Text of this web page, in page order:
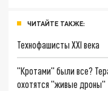
ЧИТАЙТЕ ТАКЖЕ:
Технофашисты XXI века
"Кротами" были все?
охотятся "живые дроны"